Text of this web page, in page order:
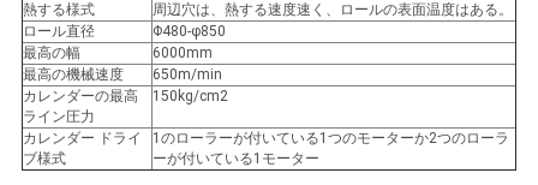
引
用
を
要
熱する様式
周辺穴は、熱する速度速く、ロールの表面温度はある。
ロール直径
Φ480-φ850
最高の幅
6000mm
最高の機械速度
650m/min
カレンダーの最高
ライン圧力
150kg/cm2
カレンダー ドライ
ブ様式
1のローラーが付いている1つのモーターか2つのローラ
ーが付いている1モーター